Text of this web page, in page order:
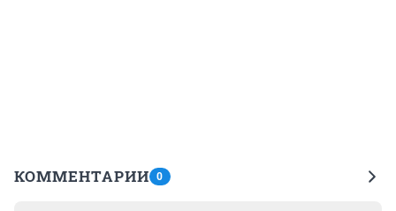
КОММЕНТАРИИ 0